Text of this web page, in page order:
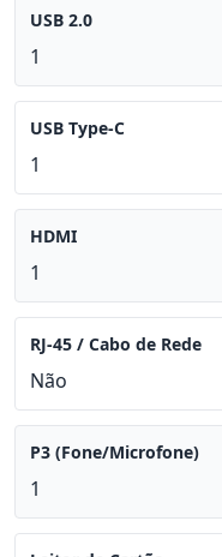
USB 2.0
1
USB Type-C
1
HDMI
1
RJ-45 / Cabo de Rede
Não
P3 (Fone/Microfone)
1